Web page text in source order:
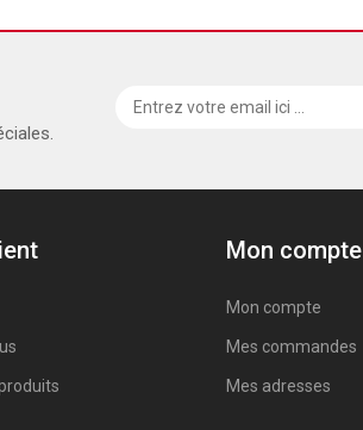
Mon compte
Mon compte
Mes commandes
Mes adresses